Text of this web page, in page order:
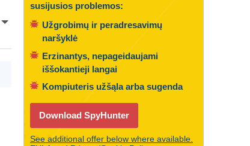
susijusios problemos:
Užgrobimų ir peradresavimų
naršyklė
Erzinantys, nepageidaujami
iššokantieji langai
Kompiuteris užšąla arba sugenda
Download SpyHunter
See additional offer below where available.